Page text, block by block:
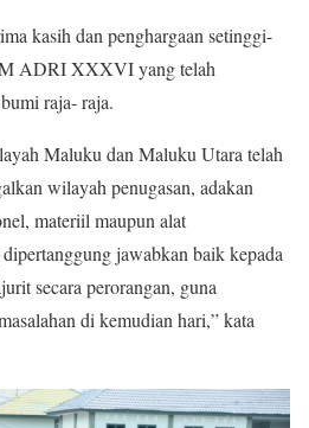
kasih dan penghargaan setinggi-
ADRI XXXVI yang telah
raja- raja.
Maluku dan Maluku Utara telah
wilayah penugasan, adakan
materiil maupun alat
jawabkan baik kepada
secara perorangan, guna
di kemudian hari,” kata